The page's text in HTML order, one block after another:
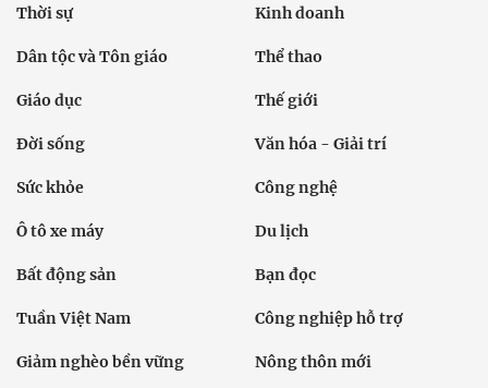
Thời sự Kinh doanh
Dân tộc và Tôn giáo Thể thao
Giáo dục Thế giới
Đời sống Văn hóa - Giải trí
Sức khỏe Công nghệ
Ô tô xe máy Du lịch
Bất động sản Bạn đọc
Tuần Việt Nam Công nghiệp hỗ trợ
Giảm nghèo bền vững Nông thôn mới